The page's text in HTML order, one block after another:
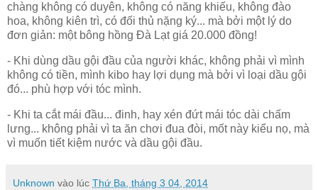
chàng không có duyên, không có năng khiếu, không đào
hoa, không kiên trì, có đối thủ nặng ký... mà bởi một lý do
đơn giản: một bông hồng Đà Lạt giá 20.000 đồng!
- Khi dùng dầu gội đầu của người khác, không phải vì mình
không có tiền, mình kibo hay lợi dụng mà bởi vì loại dầu gội
đó... phù hợp với tóc mình.
- Khi ta cắt mái đầu... đinh, hay xén đứt mái tóc dài chấm
lưng... không phải vì ta ăn chơi đua đòi, mốt này kiểu nọ, mà
vì muốn tiết kiệm nước và dầu gội đầu.
Unknown vào lúc Thứ Ba, tháng 3 04, 2014